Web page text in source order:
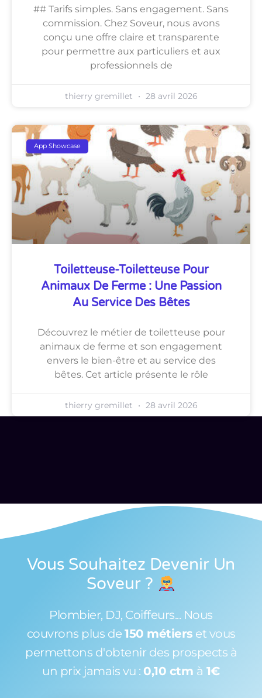
## Tarifs simples. Sans engagement. Sans
commission. Chez Soveur, nous avons
conçu une offre claire et transparente
pour permettre aux particuliers et aux
professionnels de
thierry gremillet 28 avril 2026
App Showcase
Toiletteuse-Toiletteuse Pour
Animaux De Ferme : Une Passion
Au Service Des Bêtes
Découvrez le métier de toiletteuse pour
animaux de ferme et son engagement
envers le bien-être et au service des
bêtes. Cet article présente le rôle
thierry gremillet 28 avril 2026
Vous Souhaitez Devenir Un
Soveur ?
Plombier, DJ, Coiffeurs... Nous
couvrons plus de 150 métiers et vous
permettons d'obtenir des prospects à
un prix jamais vu : 0,10 ctm à 1€